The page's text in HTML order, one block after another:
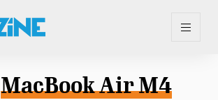
MacBook Air M4